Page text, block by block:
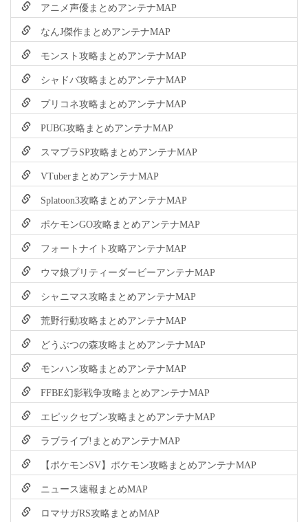
アニメ声優まとめアンテナMAP
なんJ傑作まとめアンテナMAP
モンスト攻略まとめアンテナMAP
シャドバ攻略まとめアンテナMAP
プリコネ攻略まとめアンテナMAP
PUBG攻略まとめアンテナMAP
スマブラSP攻略まとめアンテナMAP
VTuberまとめアンテナMAP
Splatoon3攻略まとめアンテナMAP
ポケモンGO攻略まとめアンテナMAP
フォートナイト攻略アンテナMAP
ウマ娘プリティーダービーアンテナMAP
シャニマス攻略まとめアンテナMAP
荒野行動攻略まとめアンテナMAP
どうぶつの森攻略まとめアンテナMAP
モンハン攻略まとめアンテナMAP
FFBE幻影戦争攻略まとめアンテナMAP
エピックセブン攻略まとめアンテナMAP
ラブライブ!まとめアンテナMAP
【ポケモンSV】ポケモン攻略まとめアンテナMAP
ニュース速報まとめMAP
ロマサガRS攻略まとめMAP